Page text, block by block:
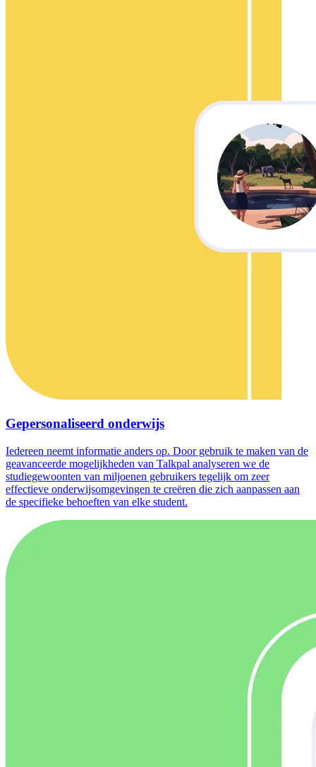
Gepersonaliseerd onderwijs
Iedereen neemt informatie anders op. Door gebruik te maken van de
geavanceerde mogelijkheden van Talkpal analyseren we de
studiegewoonten van miljoenen gebruikers tegelijk om zeer
effectieve onderwijsomgevingen te creëren die zich aanpassen aan
de specifieke behoeften van elke student.